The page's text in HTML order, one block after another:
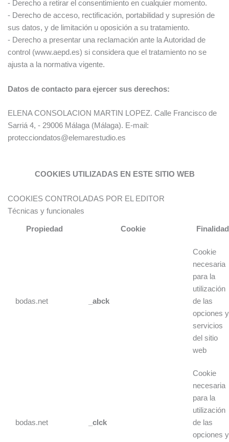
- Derecho a retirar el consentimiento en cualquier momento.
- Derecho de acceso, rectificación, portabilidad y supresión de
sus datos, y de limitación u oposición a su tratamiento.
- Derecho a presentar una reclamación ante la Autoridad de
control (www.aepd.es) si considera que el tratamiento no se
ajusta a la normativa vigente.
Datos de contacto para ejercer sus derechos:
ELENA CONSOLACION MARTIN LOPEZ. Calle Francisco de
Sarriá 4, - 29006 Málaga (Málaga). E-mail:
protecciondatos@elemarestudio.es
COOKIES UTILIZADAS EN ESTE SITIO WEB
COOKIES CONTROLADAS POR EL EDITOR
Técnicas y funcionales
Propiedad Cookie Finalidad
bodas.net _abck
Cookie
necesaria
para la
utilización
de las
opciones y
servicios
del sitio
web
bodas.net _clck
Cookie
necesaria
para la
utilización
de las
opciones y